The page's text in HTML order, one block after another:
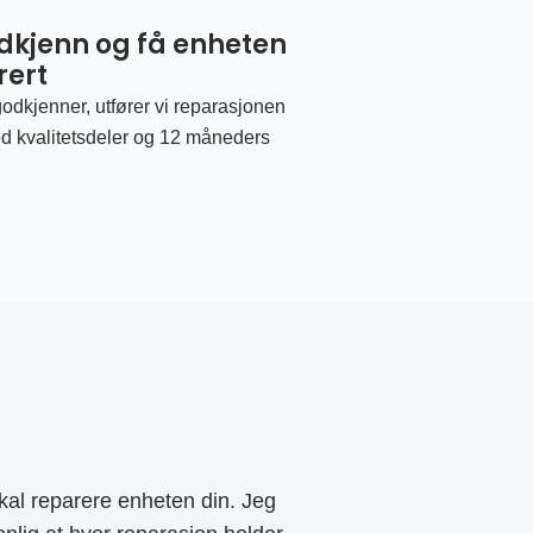
og få enheten
utfører vi reparasjonen
kvalitetsdeler og 12 måneders
reparere enheten din. Jeg